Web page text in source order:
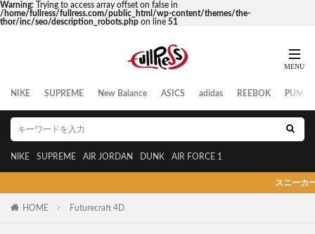
Warning: Trying to access array offset on false in
/home/fullress/fullress.com/public_html/wp-content/themes/the-
thor/inc/seo/description_robots.php on line 51
NIKE SUPREME New Balance ASICS adidas REEBOK PUMA
NIKE SUPREME AIR JORDAN DUNK AIR FORCE 1
スニーカーの発
HOME Futurecraft 4D